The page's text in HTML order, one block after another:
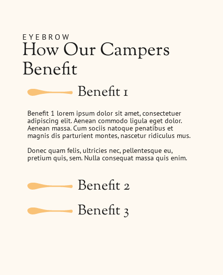
EYEBROW
How Our Campers
Benefit
Benefit 1
Benefit 1 lorem ipsum dolor sit amet, consectetuer
adipiscing elit. Aenean commodo ligula eget dolor.
Aenean massa. Cum sociis natoque penatibus et
magnis dis parturient montes, nascetur ridiculus mus.
Donec quam felis, ultricies nec, pellentesque eu,
pretium quis, sem. Nulla consequat massa quis enim.
Benefit 2
Benefit 3